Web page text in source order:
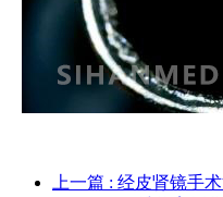
上一篇 : 经皮肾镜手